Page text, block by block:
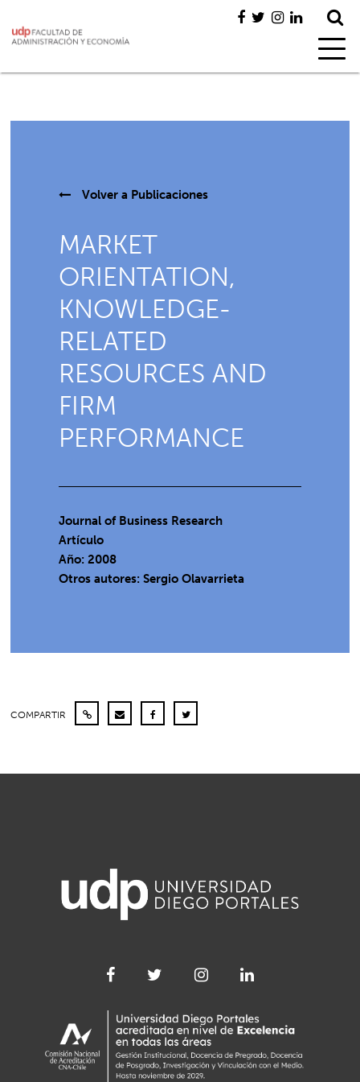
Volver a Publicaciones
MARKET
ORIENTATION,
KNOWLEDGE-
RELATED
RESOURCES AND
FIRM
PERFORMANCE
Journal of Business Research
Artículo
Año: 2008
Otros autores: Sergio Olavarrieta
COMPARTIR